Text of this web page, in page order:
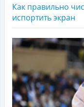
Как правильно
испортить экран